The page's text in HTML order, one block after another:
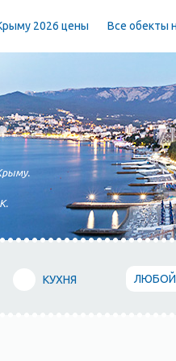
2026 цены Все обекты
КУХНЯ ЛЮБОЙ